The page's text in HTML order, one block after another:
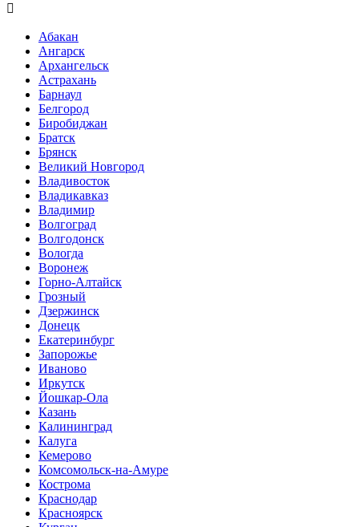

Абакан
Ангарск
Архангельск
Астрахань
Барнаул
Белгород
Биробиджан
Братск
Брянск
Великий Новгород
Владивосток
Владикавказ
Владимир
Волгоград
Волгодонск
Вологда
Воронеж
Горно-Алтайск
Грозный
Дзержинск
Донецк
Екатеринбург
Запорожье
Иваново
Иркутск
Йошкар-Ола
Казань
Калининград
Калуга
Кемерово
Комсомольск-на-Амуре
Кострома
Краснодар
Красноярск